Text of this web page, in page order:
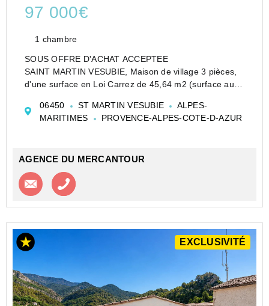
97 000€
1 chambre
SOUS OFFRE D'ACHAT ACCEPTEE
SAINT MARTIN VESUBIE, Maison de village 3 pièces,
d'une surface en Loi Carrez de 45,64 m2 (surface au
avec entrée indépendante, - Au rez-de-chaussée
surélevé (entres...
06450 ST MARTIN VESUBIE
ALPES-
MARITIMES
PROVENCE-ALPES-COTE-D-AZUR
AGENCE DU MERCANTOUR
Contacter l'agence
EXCLUSIVITÉ